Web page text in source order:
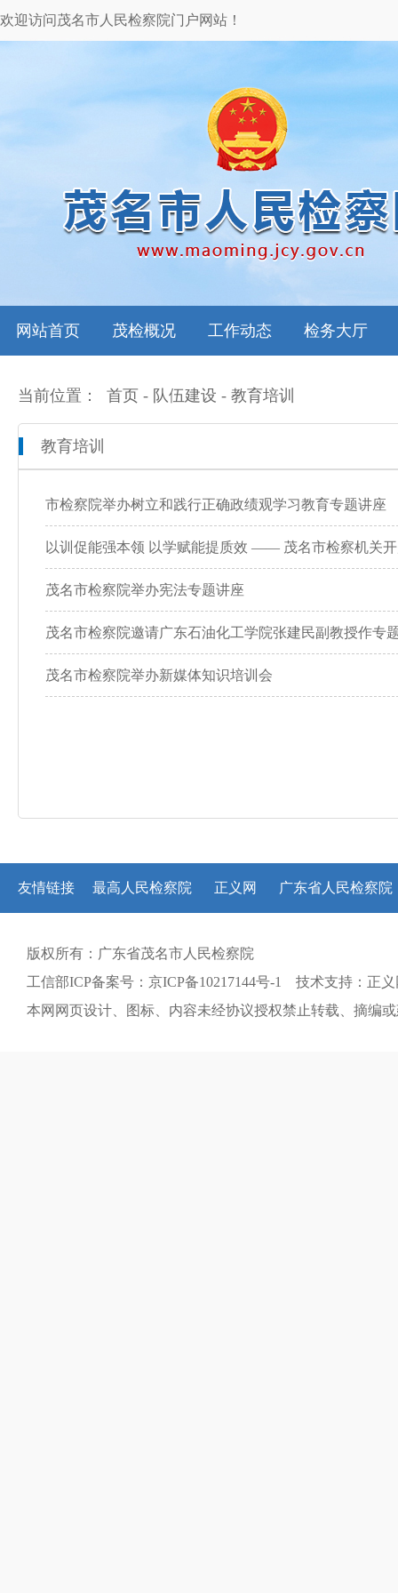
欢迎访问茂名市人民检察院门户网站！
网站首页 茂检概况
本院领导
机构设置
联系方式
工作动态
图片新闻
媒体播报
检务大厅
工作报告
新闻发布会
当前位置： 首页 - 队伍建设 - 教育培训
教育培训
市检察院举办树立和践行正确政绩观学习教育专题讲座
以训促能强本领 以学赋能提质效 —— 茂名市检察机关
茂名市检察院举办宪法专题讲座
茂名市检察院邀请广东石油化工学院张建民副教授作专
茂名市检察院举办新媒体知识培训会
友情链接 最高人民检察院 正义网 广东省人民检察院
版权所有：广东省茂名市人民检察院
工信部ICP备案号：京ICP备10217144号-1 技术支持：正义
本网网页设计、图标、内容未经协议授权禁止转载、摘编